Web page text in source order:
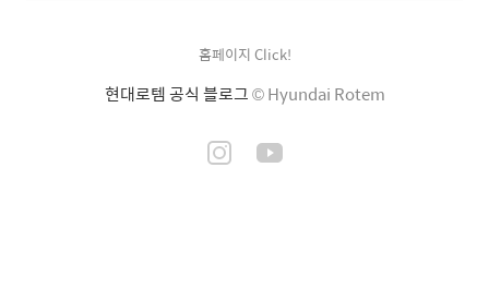
홈페이지 Click!
현대로템 공식 블로그© Hyundai Rotem